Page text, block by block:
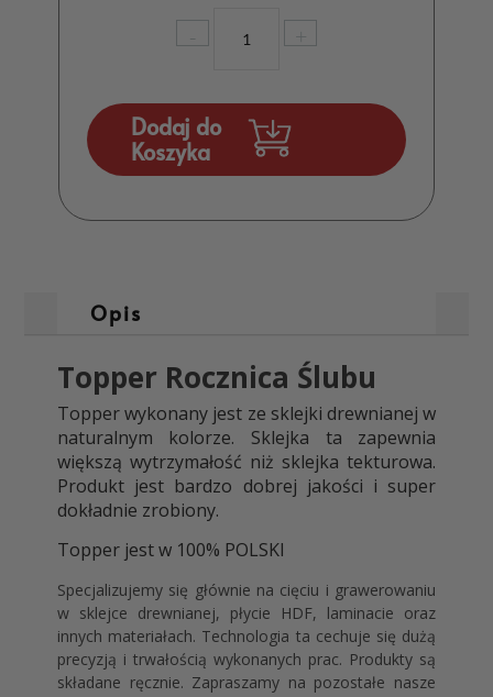
-
Topper
+
Dodaj do
Koszyka
Opis
Topper Rocznica Ślubu
Topper wykonany jest ze sklejki drewnianejw
naturalnym kolorze. Sklejka ta zapewnia
większą wytrzymałość niż sklejka tekturowa.
Produktjest bardzo dobrej jakości i super
dokładnie zrobiony.
Topper jest w 100% POLSKI
Specjalizujemy się głównie na cięciu i grawerowaniu
w sklejce drewnianej, płycie HDF, laminacie oraz
innych materiałach. Technologia ta cechuje się dużą
precyzją i trwałością wykonanych prac. Produkty są
składane ręcznie. Zapraszamy na pozostałe nasze